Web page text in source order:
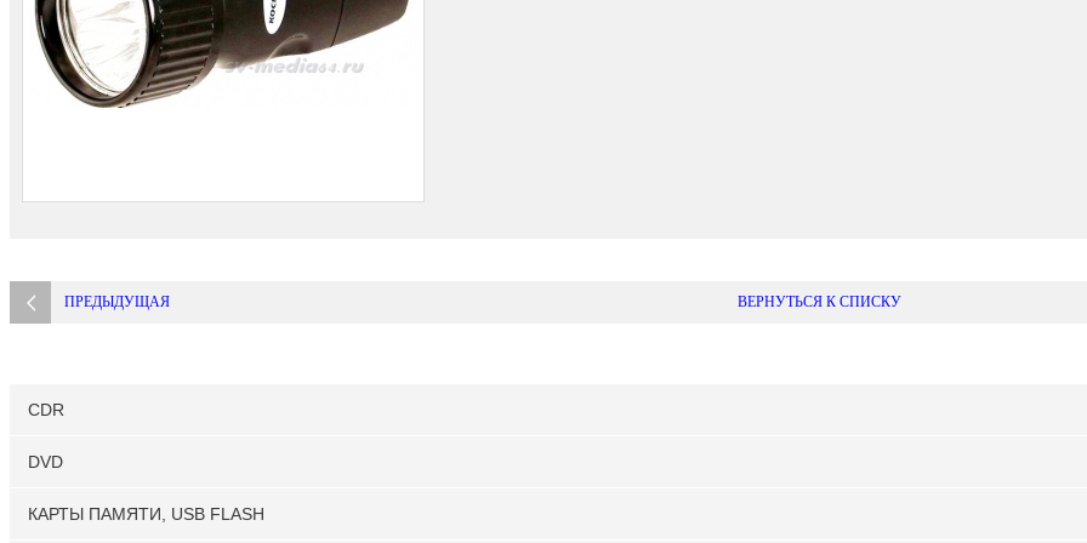
ПРЕДЫДУЩАЯ ВЕРНУТЬСЯ К СПИСКУ
CDR
DVD
КАРТЫ ПАМЯТИ, USB FLASH